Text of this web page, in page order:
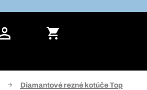
Diamantové rezné kotúče Top